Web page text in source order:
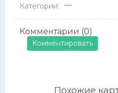
Категории: ---
Комментарии (0)
Комментировать
Похожие